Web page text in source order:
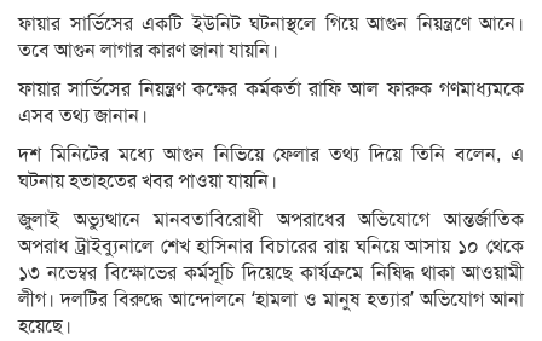
ফায়ার সার্ভিসের একটি ইউনিট ঘটনাস্থলে গিয়ে আগুন নিয়ন্ত্রণে আনে।
তবে আগুন লাগার কারণ জানা যায়নি।
ফায়ার সার্ভিসের নিয়ন্ত্রণ কক্ষের কর্মকর্তা রাফি আল ফারুক গণমাধ্যমকে
এসব তথ্য জানান।
দশ মিনিটের মধ্যে আগুন নিভিয়ে ফেলার তথ্য দিয়ে তিনি বলেন, এ
ঘটনায় হতাহতের খবর পাওয়া যায়নি।
জুলাই অভ্যুত্থানে মানবতাবিরোধী অপরাধের অভিযোগে আন্তর্জাতিক
অপরাধ ট্রাইব্যুনালে শেখ হাসিনার বিচারের রায় ঘনিয়ে আসায় ১০ থেকে
১৩ নভেম্বর বিক্ষোভের কর্মসূচি দিয়েছে কার্যক্রমে নিষিদ্ধ থাকা আওয়ামী
লীগ। দলটির বিরুদ্ধে আন্দোলনে ‘হামলা ও মানুষ হত্যার’ অভিযোগ আনা
হয়েছে।